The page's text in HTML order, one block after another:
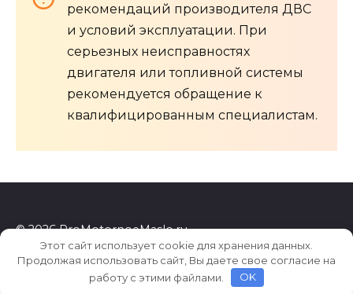
рекомендаций производителя ДВС
и условий эксплуатации. При
серьезных неисправностях
двигателя или топливной системы
рекомендуется обращение к
квалифицированным специалистам.
© 2026 ProMotornoeMaslo.ru
22473b15594d4a96
Этот сайт использует cookie для хранения данных.
Продолжая использовать сайт, Вы даете свое согласие на
работу с этими файлами.
OK